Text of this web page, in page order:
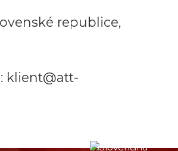
republice,
klient@att-